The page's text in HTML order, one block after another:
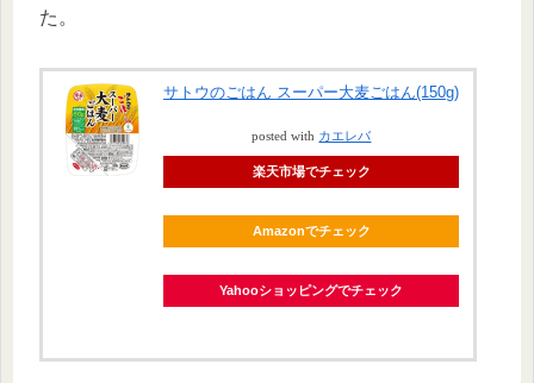
た。
サトウのごはん スーパー大麦ごはん(150g)
posted with カエレバ
楽天市場でチェック
Amazonでチェック
Yahooショッピングでチェック